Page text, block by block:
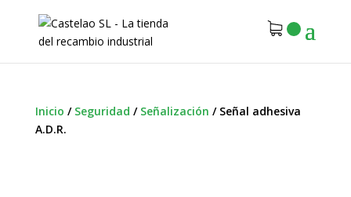
Inicio / Seguridad / Señalización / Señal adhesiva
A.D.R.